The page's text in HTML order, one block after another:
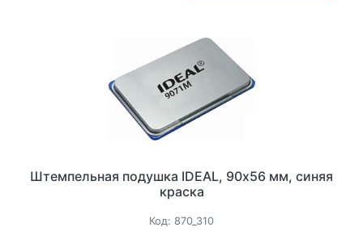
Штемпельная подушка IDEAL, 90х56 мм, синяя
краска
Код: 870_310